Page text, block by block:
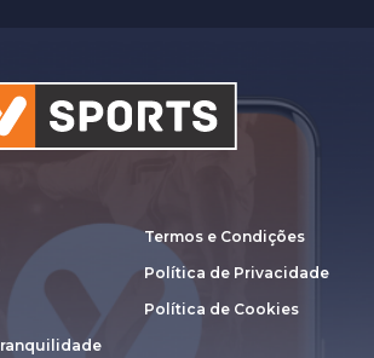
Termos e Condições
Política de Privacidade
Política de Cookies